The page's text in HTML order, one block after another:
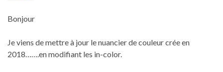
Bonjour
Je viens de mettre à jour le nuancier de couleur crée en
2018…….en modifiant les in-color.